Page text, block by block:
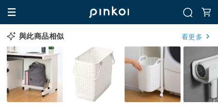
與此商品相似 看更多